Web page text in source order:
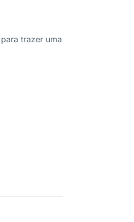
trazer uma